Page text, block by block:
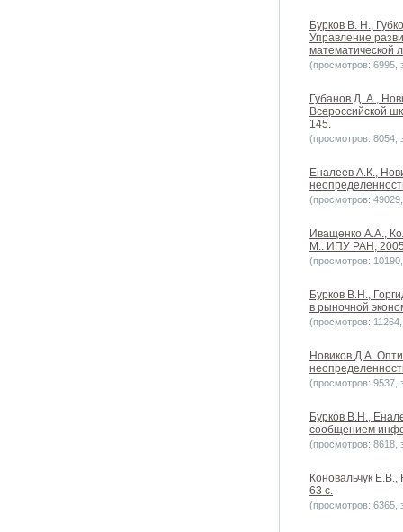
Бурков В. Н.,
Управление
математической
(просмотров: 6995,
Губанов Д. А.,
Всероссийской
145.
(просмотров: 8054,
Еналеев А.К.,
(просмотров:
Иващенко А.А.,
М.: ИПУ РАН,
(просмотров:
Бурков B.H.,
в рыночной
(просмотров:
Новиков Д.А.
(просмотров: 9537,
Бурков В.Н.,
сообщением
(просмотров: 8618,
Коновальчук
63 с.
(просмотров: 6365,